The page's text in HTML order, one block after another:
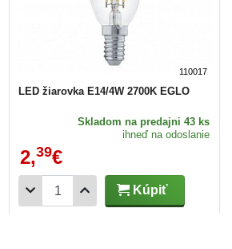
110017
LED žiarovka E14/4W 2700K EGLO
Skladom na predajni 43 ks
ihneď na odoslanie
2,39€
Kúpiť